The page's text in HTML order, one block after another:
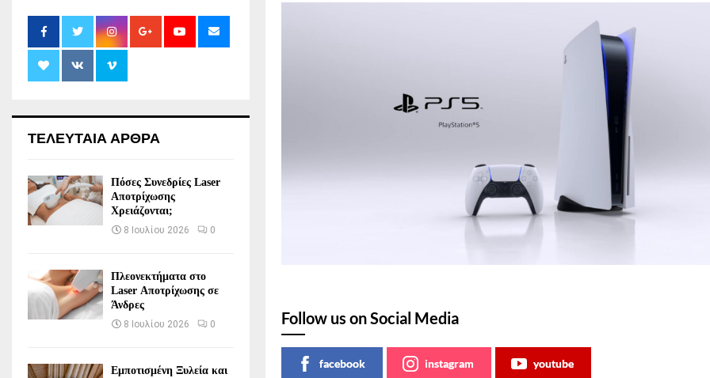
Follow us on Social Media
facebook instagram youtube
ΤΕΛΕΥΤΑΙΑ ΑΡΘΡΑ
Πόσες Συνεδρίες Laser
Αποτρίχωσης
Χρειάζονται;
8 Ιουλίου 2026 0
Πλεονεκτήματα στο
Laser Αποτρίχωσης σε
Άνδρες
8 Ιουλίου 2026 0
Εμποτισμένη Ξυλεία και